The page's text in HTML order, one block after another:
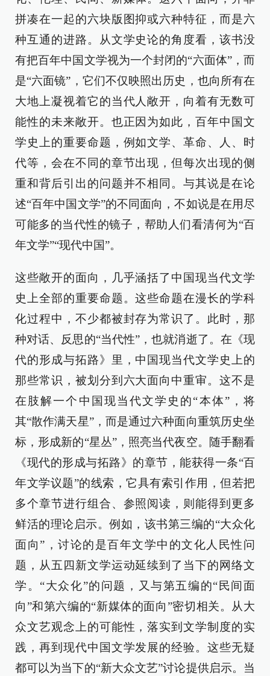
拼凑在一起的六块版图抑或六种特征，而是六
种互通的进路。从文学史论的角度看，该书没
有把百年中国文学视为一个封闭的“六面体”，而
是“六面镜”，它们不仅映照出历史，也向所有在
大地上凝视着它的当代人敞开，向着有无数可
能性的未来敞开。也正因为如此，百年中国文
学史上的重要命题，例如文学、革命、人、时
代等，会在不同的章节出现，但每次出现的侧
重和背后引出的问题并不相同。与其说是在论
述“百年中国文学”的不同面向，不如说是在用尽
可能多的当代性的镜子，帮助人们看清何为“百
年文学”“现代中国”。
这些敞开的面向，几乎涵括了中国现当代文学
史上全部的重要命题。这些命题在漫长的学科
化过程中，不少都被封存为常识了。此时，那
种对话、反思的“当代性”，也就消逝了。在《现
代的形成与拓路》里，中国现当代文学史上的
那些常识，被划分到六大面向中重审。这不是
在肢解一个中国现当代文学史的“本体”，将
其“散作满天星”，而是通过六种面向重筑历史坐
标，形成新的“星丛”，照亮当代夜空。随手翻看
《现代的形成与拓路》的章节，能获得一条“百
年文学议题”的线索，它具有索引作用，但若把
多个章节进行组合、参照阅读，则能得到更多
鲜活的理论启示。例如，该书第三编的“大众化
面向”，讨论的是百年文学中的文化人民性问
题，从五四新文学运动延续到了当下的网络文
学。“大众化”的问题，又与第五编的“民间面
向”和第六编的“新媒体的面向”密切相关。从大
众文艺观念上的可能性，落实到文学制度的实
践，再到现代中国文学发展的经验。这些无疑
都可以为当下的“新大众文艺”讨论提供启示。当